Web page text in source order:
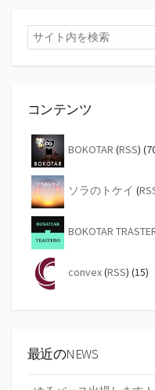
検
索
コンテンツ
BOKOTAR (RSS)
ソラのトケイ (
BOKOTAR
convex(RSS) (15)
最近のNEWS